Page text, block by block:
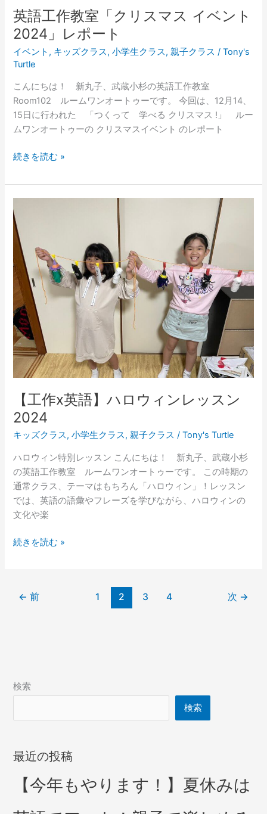
英語工作教室「クリスマス イベント
2024」レポート
イベント , キッズクラス,小学生クラス,親子クラス /Tony's
Turtle
こんにちは！ 新丸子、武蔵小杉の英語工作教室
Room102 ルームワンオートゥーです。 今回は、12月14、
15日に行われた 「つくって 学べる クリスマス !」 ルー
ムワンオートゥーの クリスマスイベント のレポート
ン
ト
2024」
レ
ポ
ト
続きを読む »
【工作x英語】ハロウィンレッスン
2024
キッズクラス,小学生クラス,親子クラス /Tony's Turtle
ハロウィン特別レッスン こんにちは！ 新丸子、武蔵小杉
の英語工作教室 ルームワンオートゥーです。 この時期の
通常クラス、テーマはもちろん「ハロウィン」！レッスン
では、英語の語彙やフレーズを学びながら、ハロウィンの
文化や楽
作
x
英
語】
ハ
ロ
ウ
ィ
ン
レ
ス
2024
続きを読む »
← 前 1 2 3 4 次 →
検索
検索
最近の投稿
【今年もやります！】夏休みは